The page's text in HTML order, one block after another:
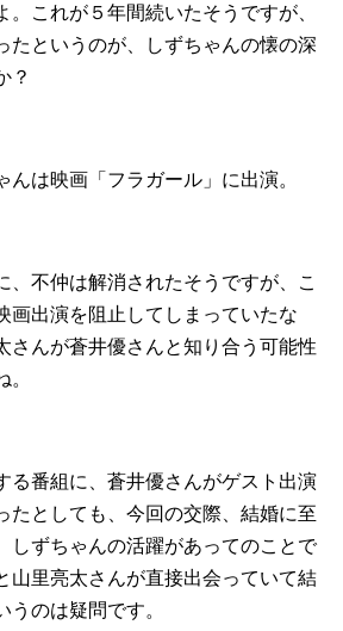
。これが５年間続いたそうですが、
たというのが、しずちゃんの懐の深
？
んは映画「フラガール」に出演。
、不仲は解消されたそうですが、こ
画出演を阻止してしまっていたな
さんが蒼井優さんと知り合う可能性
る番組に、蒼井優さんがゲスト出演
たとしても、今回の交際、結婚に至
しずちゃんの活躍があってのことで
山里亮太さんが直接出会っていて結
のは疑問です。